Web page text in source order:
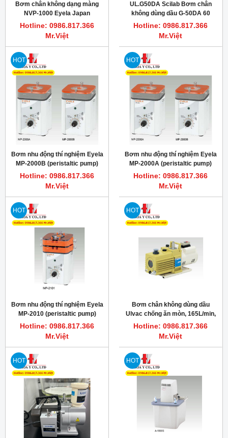
Bơm chân không dạng màng
NVP-1000 Eyela Japan
Hotline: 0986.817.366
Mr.Việt
UL.G50DA Scilab Bơm chân
không dùng dầu G-50DA 60
Lit./min Ulvac
Hotline: 0986.817.366
Mr.Việt
HOT
Bơm nhu động thí nghiệm Eyela
MP-2000B (peristaltic pump)
80-1450ml/h
Hotline: 0986.817.366
Mr.Việt
HOT
Bơm nhu động thí nghiệm Eyela
MP-2000A (peristaltic pump)
10-180ml/h
Hotline: 0986.817.366
Mr.Việt
HOT
Bơm nhu động thí nghiệm Eyela
MP-2010 (peristaltic pump)
Hotline: 0986.817.366
Mr.Việt
HOT
Bơm chân không dùng dầu
Ulvac chống ăn mòn, 165L/min,
GCD-136X ULVAC
Hotline: 0986.817.366
Mr.Việt
HOT HOT